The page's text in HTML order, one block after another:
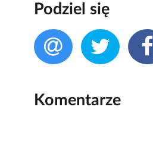
Podziel się
Komentarze